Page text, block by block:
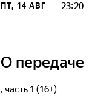
ПТ, 14 АВГ 23:20
О передаче
, часть 1 (16+)